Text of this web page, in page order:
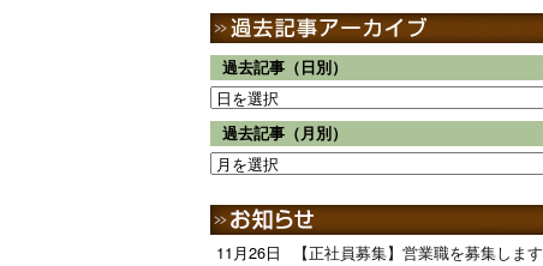
過去記事（日別）
過去記事（月別）
11月26日 【正社員募集】営業職を募集します